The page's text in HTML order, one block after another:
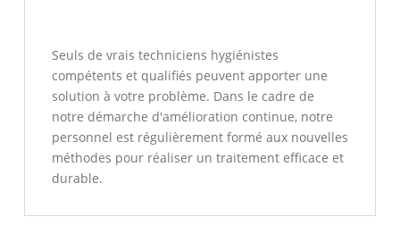
Seuls de vrais techniciens hygiénistes
compétents et qualifiés peuvent apporter une
solution à votre problème. Dans le cadre de
notre démarche d'amélioration continue, notre
personnel est régulièrement formé aux nouvelles
méthodes pour réaliser un traitement efficace et
durable.